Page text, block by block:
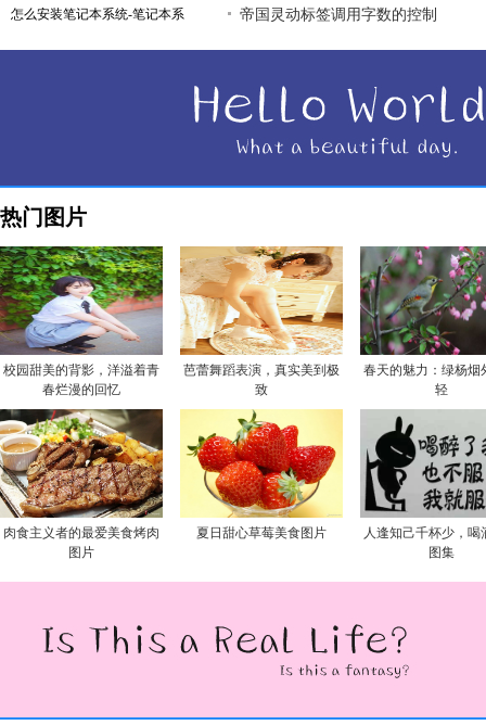
怎么安装笔记本系统-笔记本系
帝国灵动标签调用字数的控制
热门图片
校园甜美的背影，洋溢着青
春烂漫的回忆
芭蕾舞蹈表演，真实美到极
致
春天的魅力：绿杨烟
轻
肉食主义者的最爱美食烤肉
图片
夏日甜心草莓美食图片
人逢知己千杯少，喝
图集